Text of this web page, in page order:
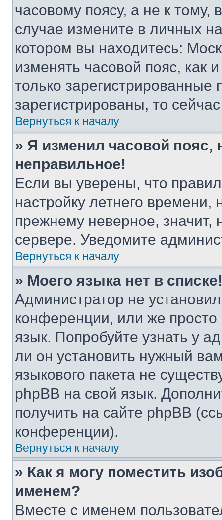
часовому поясу, а не к тому,
случае измените в личных
котором вы находитесь:
изменять часовой пояс, как
только
зарегистрированы, то
Вернуться к началу
» Я изменил часовой пояс,
неправильное!
Если вы уверены, что
настройку летнего
прежнему неверное, значит,
сервере. Уведомите
Вернуться к началу
» Моего языка нет в списке!
Администратор не
конференции, или же
язык. Попробуйте узнать у
ли он установить нужный
языкового пакета не
phpBB на свой язык.
получить на сайте phpBB
конференции).
Вернуться к началу
» Как я могу поместить
именем?
Вместе с именем